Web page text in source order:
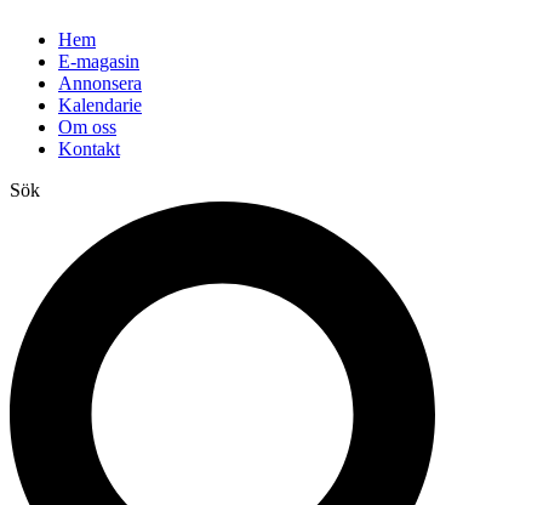
Hem
E-magasin
Annonsera
Kalendarie
Om oss
Kontakt
Sök